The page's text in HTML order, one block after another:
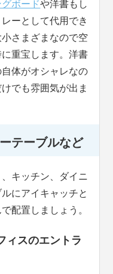
グボードや洋書もし
ーとして代用でき
さまざまなので空
重宝します。洋書
体がオシャレなの
でも雰囲気が出ま
テーブルなど
キッチン、ダイニ
にアイキャッチと
配置しましょう。
ィスのエントラ